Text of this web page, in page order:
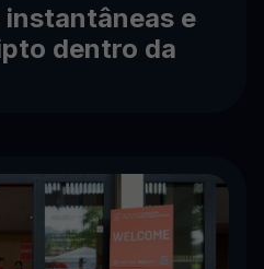
e
dentro da